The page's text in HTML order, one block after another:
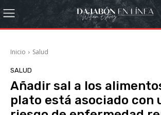
Inicio Salud
SALUD
Añadir sal a los
plato está asociado con